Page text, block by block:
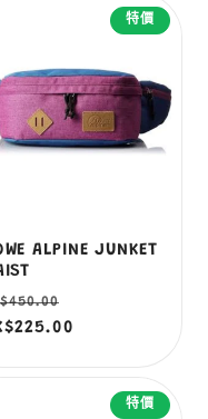
特價
ALPINE JUNKET
價
特價